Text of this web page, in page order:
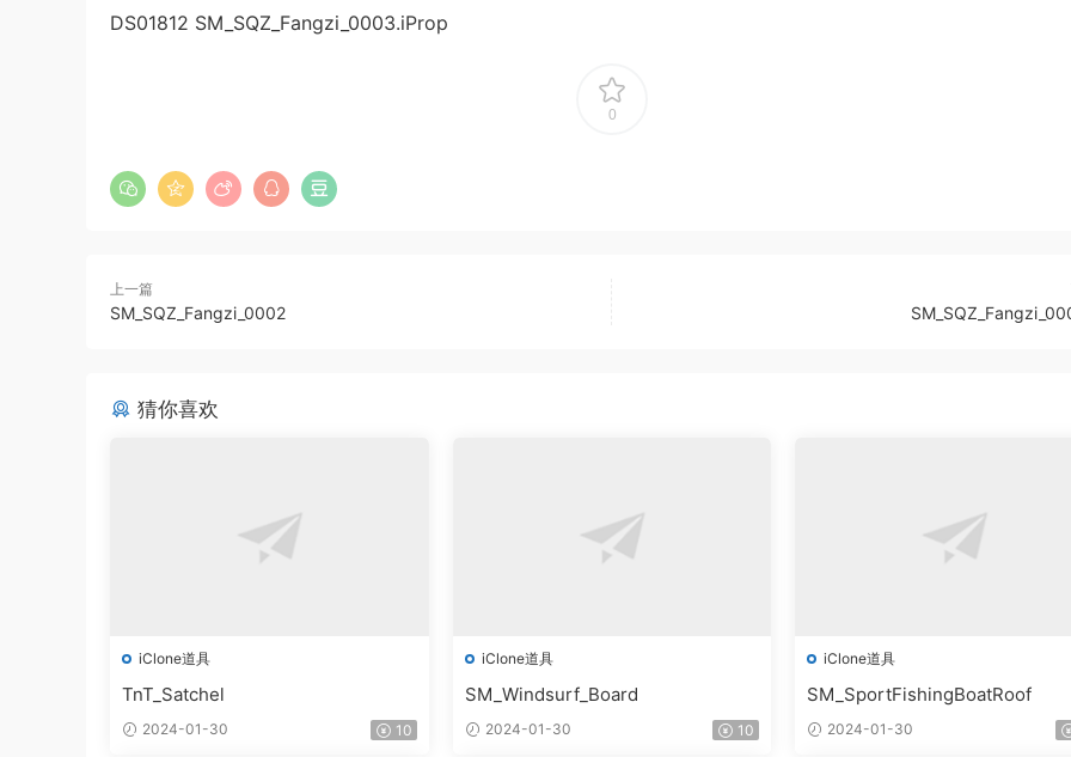
DS01812 SM_SQZ_Fangzi_0003.iProp
0
上一篇
SM_SQZ_Fangzi_0002
猜你喜欢
iClone道具
TnT_Satchel
2024-01-30 10
iClone道具
SM_Windsurf_Board
2024-01-30 10
iClone道具
SM_SportFishingBoatRoof
2024-01-30